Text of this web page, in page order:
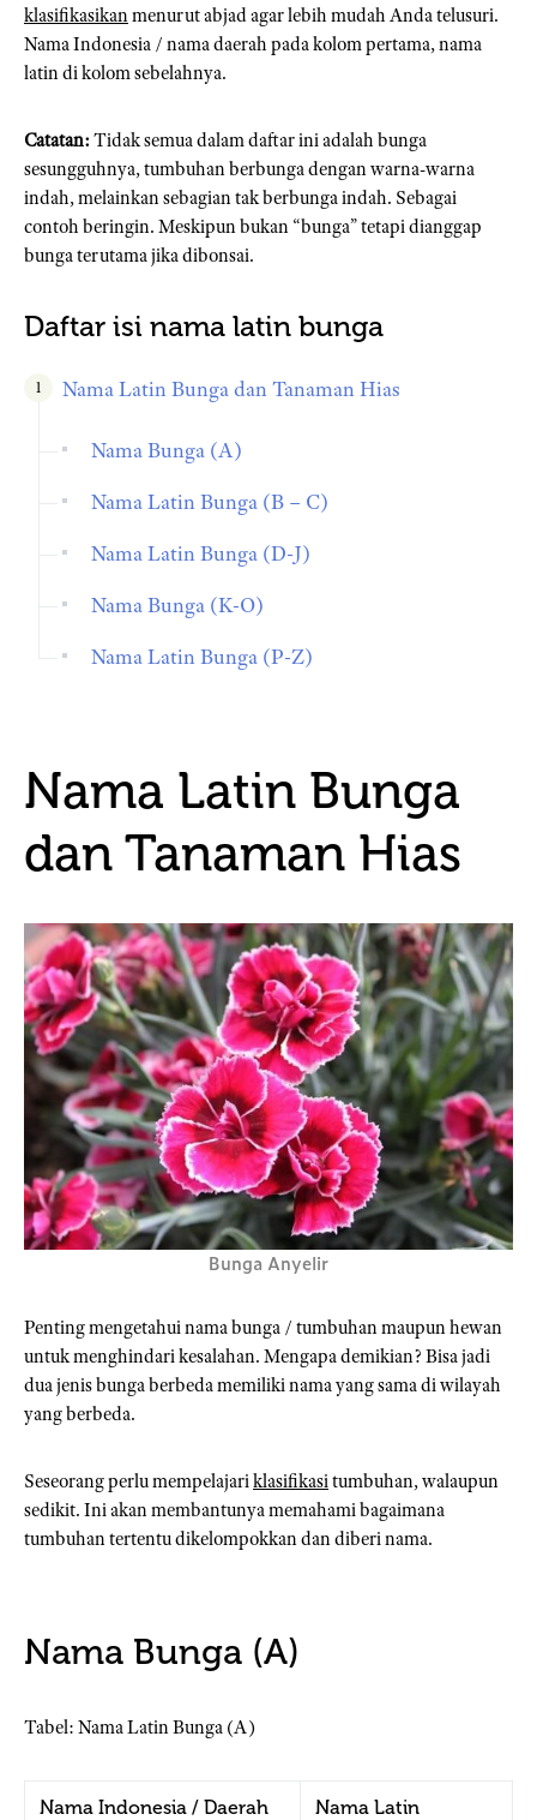
klasifikasikanmenurut abjad agar lebih mudah Anda telusuri.
Nama Indonesia / nama daerah pada kolom pertama, nama
latin di kolom sebelahnya.
Catatan: Tidak semua dalam daftar ini adalah bunga
sesungguhnya, tumbuhan berbunga dengan warna-warna
indah, melainkan sebagian tak berbunga indah. Sebagai
contoh beringin. Meskipun bukan “bunga” tetapi dianggap
bunga terutama jika dibonsai.
Daftar isi nama latin bunga
Nama Latin Bunga dan Tanaman Hias
Nama Bunga (A)
Nama Latin Bunga (B – C)
Nama Latin Bunga (D-J)
Nama Bunga (K-O)
Nama Latin Bunga (P-Z)
Nama Latin Bunga
dan Tanaman Hias
Bunga Anyelir
Penting mengetahui nama bunga / tumbuhan maupun hewan
untuk menghindari kesalahan. Mengapa demikian? Bisa jadi
dua jenis bunga berbeda memiliki nama yang sama di wilayah
yang berbeda.
Seseorang perlu mempelajariklasifikasitumbuhan, walaupun
sedikit. Ini akan membantunya memahami bagaimana
tumbuhan tertentu dikelompokkan dan diberi nama.
Nama Bunga (A)
Tabel: Nama Latin Bunga (A)
Nama Indonesia / Daerah Nama Latin